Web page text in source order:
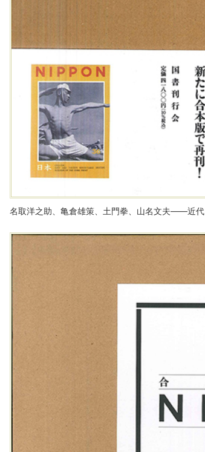
名取洋之助、亀倉雄策、土門拳、山名文夫――近